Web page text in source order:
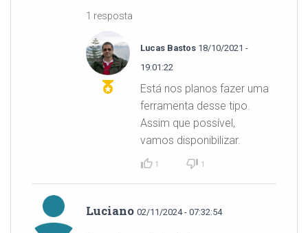
1 resposta
Lucas Bastos 18/10/2021 -
19:01:22
Está nos planos fazer uma
ferramenta desse tipo.
Assim que possível,
vamos disponibilizar.
1 1
Luciano 02/11/2024 - 07:32:54